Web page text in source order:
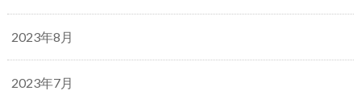
2023年8月
2023年7月